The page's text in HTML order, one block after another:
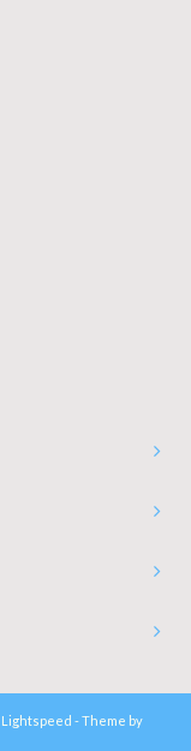
Lightspeed - Theme by